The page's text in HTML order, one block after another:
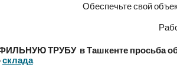
Обеспечьте свой
ТРУБУ в Ташкенте просьба
склада